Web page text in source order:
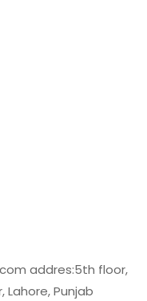
addres:5th floor,
Lahore, Punjab